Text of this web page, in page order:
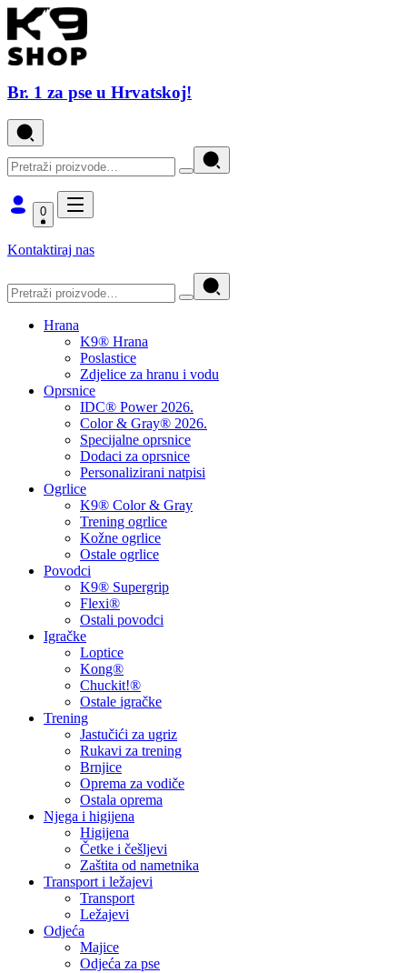
Br. 1 za pse u Hrvatskoj!
0
Kontaktiraj nas
Hrana
K9® Hrana
Poslastice
Zdjelice za hranu i vodu
Oprsnice
IDC® Power 2026.
Color & Gray® 2026.
Specijalne oprsnice
Dodaci za oprsnice
Personalizirani natpisi
Ogrlice
K9® Color & Gray
Trening ogrlice
Kožne ogrlice
Ostale ogrlice
Povodci
K9® Supergrip
Flexi®
Ostali povodci
Igračke
Loptice
Kong®
Chuckit!®
Ostale igračke
Trening
Jastučići za ugriz
Rukavi za trening
Brnjice
Oprema za vodiče
Ostala oprema
Njega i higijena
Higijena
Četke i češljevi
Zaštita od nametnika
Transport i ležajevi
Transport
Ležajevi
Odjeća
Majice
Odjeća za pse